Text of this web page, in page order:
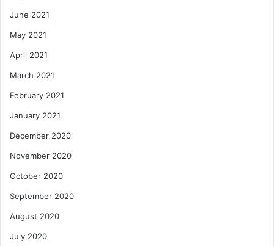
June 2021
May 2021
April 2021
March 2021
February 2021
January 2021
December 2020
November 2020
October 2020
September 2020
August 2020
July 2020